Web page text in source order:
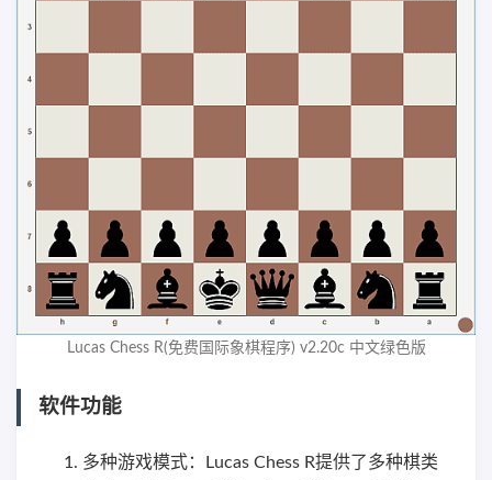
Lucas Chess R(免费国际象棋程序) v2.20c 中文绿色版
软件功能
多种游戏模式：Lucas Chess R提供了多种棋类